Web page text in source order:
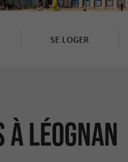
SE LOGER
Léognan